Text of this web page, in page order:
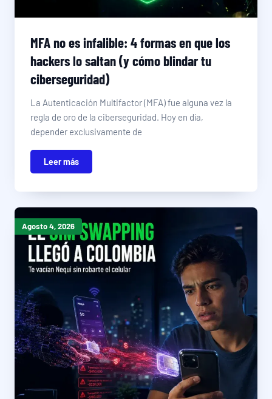
MFA no es infalible: 4 formas en que los
hackers lo saltan (y cómo blindar tu
ciberseguridad)
La Autenticación Multifactor (MFA) fue alguna vez la
regla de oro de la ciberseguridad. Hoy en día,
depender exclusivamente de
Leer más
Agosto 4, 2026